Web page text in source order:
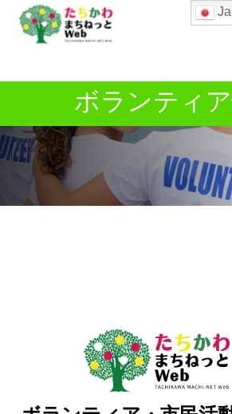
ボランティ